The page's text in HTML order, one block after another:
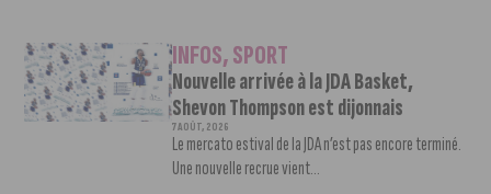
INFOS,SPORT
Nouvelle arrivée à la JDA Basket,
Shevon Thompson est dijonnais
7 AOÛT, 2026
Le mercato estival de la JDA n’est pas encore terminé.
Une nouvelle recrue vient...